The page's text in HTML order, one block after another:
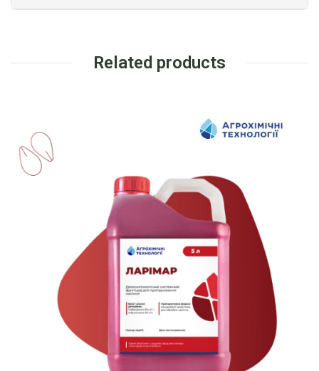
Related products